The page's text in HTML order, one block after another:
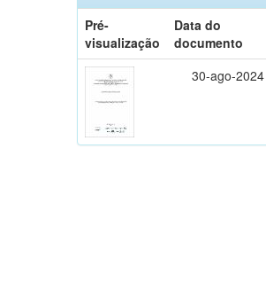
Pré-
visualização
Data do
documento
30-ago-2024